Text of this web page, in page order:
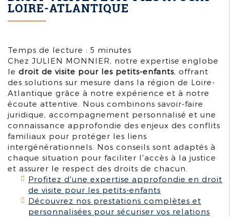
LOIRE-ATLANTIQUE
Temps de lecture : 5 minutes
Chez JULIEN MONNIER, notre expertise englobe
le droit de visite pour les petits-enfants, offrant
des solutions sur mesure dans la région de Loire-
Atlantique grâce à notre expérience et à notre
écoute attentive. Nous combinons savoir-faire
juridique, accompagnement personnalisé et une
connaissance approfondie des enjeux des conflits
familiaux pour protéger les liens
intergénérationnels. Nos conseils sont adaptés à
chaque situation pour faciliter l'accès à la justice
et assurer le respect des droits de chacun.
Profitez d'une expertise approfondie en droit
de visite pour les petits-enfants
Découvrez nos prestations complètes et
personnalisées pour sécuriser vos relations